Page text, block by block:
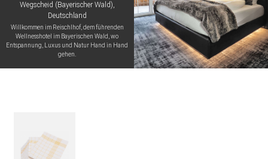
Wegscheid (Bayerischer Wald),
Deutschland
Willkommen im Reischlhof, dem führenden
Wellnesshotel im Bayerischen Wald, wo
Entspannung, Luxus und Natur Hand in Hand
gehen.